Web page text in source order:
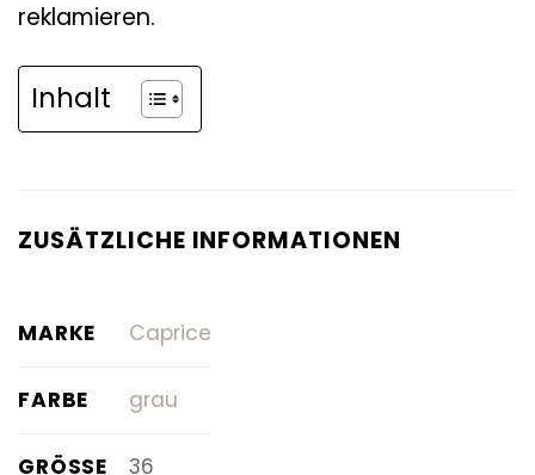
reklamieren.
Inhalt
ZUSÄTZLICHE INFORMATIONEN
MARKE Caprice
FARBE grau
GRÖSSE 36